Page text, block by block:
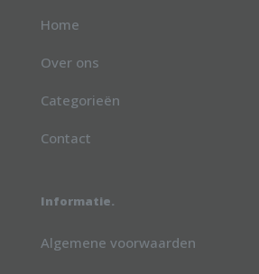
Home
Over ons
Categorieën
Contact
Informatie.
Algemene voorwaarden